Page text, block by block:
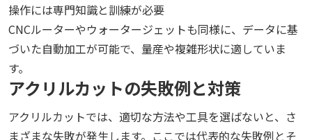
操作には専門知識と訓練が必要
CNCルーターやウォータージェットも同様に、データに基
づいた自動加工が可能で、量産や複雑形状に適していま
す。
アクリルカットの失敗例と対策
アクリルカットでは、適切な方法や工具を選ばないと、さ
まざまな失敗が発生します。ここでは代表的な失敗例とそ